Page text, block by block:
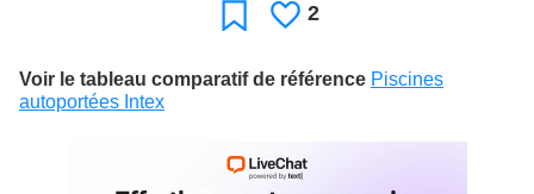
Favori J'aime
2
Voir le tableau comparatif de référence Piscines
autoportées Intex